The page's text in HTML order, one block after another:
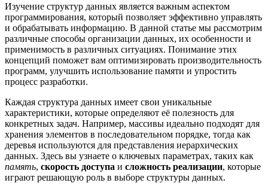
Изучение структур данных является важным аспектом
программирования, который позволяет эффективно управлять
и обрабатывать информацию. В данной статье мы рассмотрим
различные способы организации данных, их особенности и
применимость в различных ситуациях. Понимание этих
концепций поможет вам оптимизировать производительность
программ, улучшить использование памяти и упростить
процесс разработки.
Каждая структура данных имеет свои уникальные
характеристики, которые определяют её полезность для
конкретных задач. Например, массивы идеально подходят для
хранения элементов в последовательном порядке, тогда как
деревья используются для представления иерархических
данных. Здесь вы узнаете о ключевых параметрах, таких как
память, скорость доступа и сложность реализации, которые
играют решающую роль в выборе структуры данных.